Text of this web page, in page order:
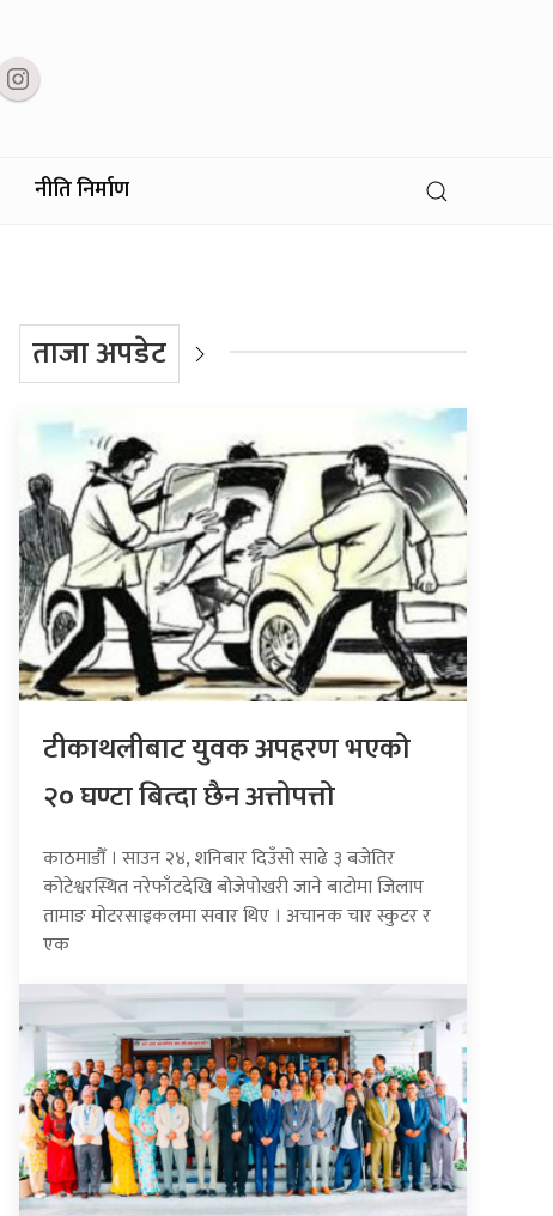
नीति निर्माण
ताजा अपडेट
टीकाथलीबाट युवक अपहरण भएको
२० घण्टा बित्दा छैन अत्तोपत्तो
काठमाडौँ । साउन २४, शनिबार दिउँसो साढे ३ बजेतिर
कोटेश्वरस्थित नरेफाँटदेखि बोजेपोखरी जाने बाटोमा जिलाप
तामाङ मोटरसाइकलमा सवार थिए । अचानक चार स्कुटर र
एक